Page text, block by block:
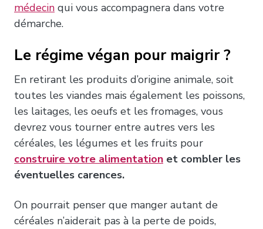
médecin qui vous accompagnera dans votre
démarche.
Le régime végan pour maigrir ?
En retirant les produits d’origine animale, soit
toutes les viandes mais également les poissons,
les laitages, les oeufs et les fromages, vous
devrez vous tourner entre autres vers les
céréales, les légumes et les fruits pour
construire votre alimentation et combler les
éventuelles carences.
On pourrait penser que manger autant de
céréales n’aiderait pas à la perte de poids,